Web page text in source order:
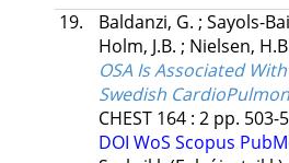
19.
Baldanzi, G. ; Sayols-
Holm, J.B. ; Nielsen,
OSA Is Associated
Swedish
CHEST 164: 2 pp. 503-
DOI WoS Scopus